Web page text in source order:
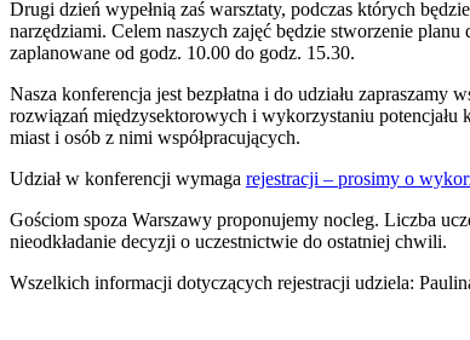
Drugi dzień wypełnią zaś warsztaty, podczas których
narzędziami. Celem naszych zajęć będzie stworzenie
zaplanowane od godz. 10.00 do godz. 15.30.
Nasza konferencja jest bezpłatna i do udziału
rozwiązań międzysektorowych i wykorzystaniu
miast i osób z nimi współpracujących.
Udział w konferencji wymaga rejestracji – prosimy o
Gościom spoza Warszawy proponujemy nocleg. Liczba
nieodkładanie decyzji o uczestnictwie do ostatniej chwili.
Wszelkich informacji dotyczących rejestracji udziela: